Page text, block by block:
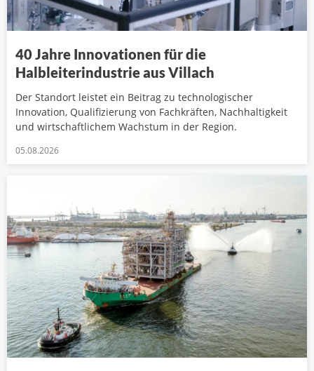
40 Jahre Innovationen für die
Halbleiterindustrie aus Villach
Der Standort leistet ein Beitrag zu technologischer
Innovation, Qualifizierung von Fachkräften, Nachhaltigkeit
und wirtschaftlichem Wachstum in der Region.
05.08.2026